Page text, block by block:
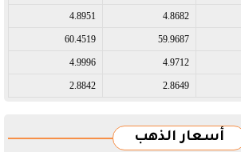
4.8682
4.8951
59.9687
60.4519
4.9712
4.9996
2.8649
2.8842
أسعار الذهب